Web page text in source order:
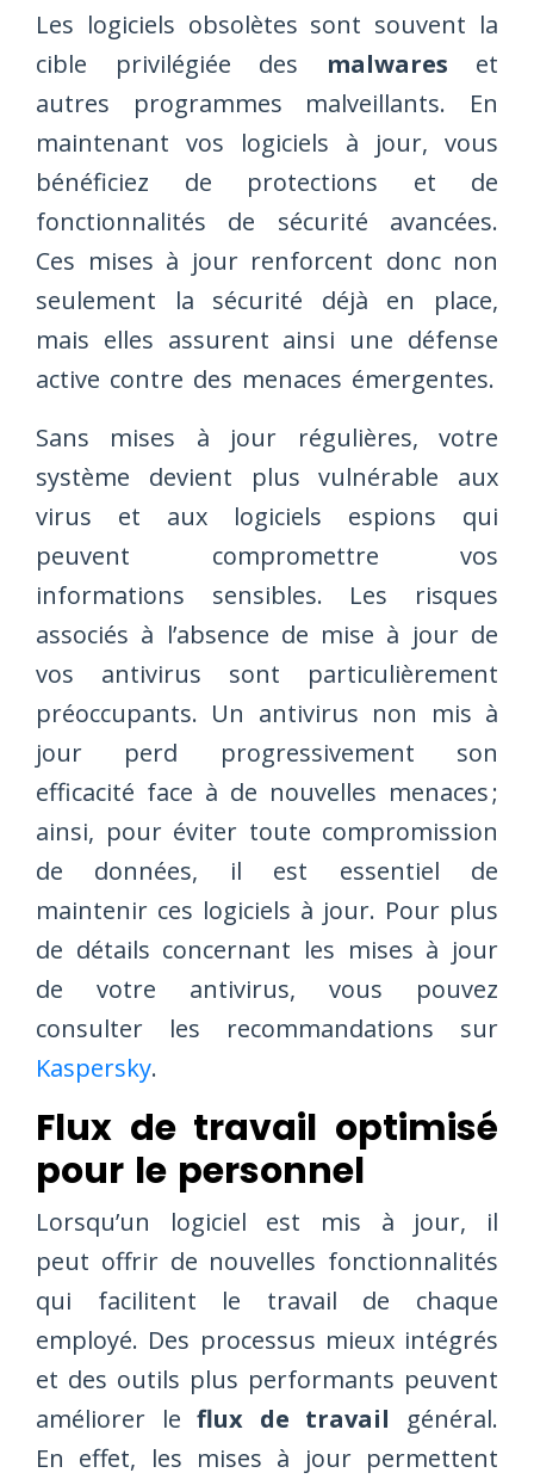
Les logiciels obsolètes sont souvent la
cible privilégiée des malwares et
autres programmes malveillants. En
maintenant vos logiciels à jour, vous
bénéficiez de protections et de
fonctionnalités de sécurité avancées.
Ces mises à jour renforcent donc non
seulement la sécurité déjà en place,
mais elles assurent ainsi une défense
active contre des menaces émergentes.
Sans mises à jour régulières, votre
système devient plus vulnérable aux
virus et aux logiciels espions qui
peuvent compromettre vos
informations sensibles. Les risques
associés à l’absence de mise à jour de
vos antivirus sont particulièrement
préoccupants. Un antivirus non mis à
jour perd progressivement son
efficacité face à de nouvelles menaces ;
ainsi, pour éviter toute compromission
de données, il est essentiel de
maintenir ces logiciels à jour. Pour plus
de détails concernant les mises à jour
de votre antivirus, vous pouvez
consulter les recommandations sur
Kaspersky.
Flux de travail optimisé
pour le personnel
Lorsqu’un logiciel est mis à jour, il
peut offrir de nouvelles fonctionnalités
qui facilitent le travail de chaque
employé. Des processus mieux intégrés
et des outils plus performants peuvent
améliorer leflux de travail général.
En effet, les mises à jour permettent